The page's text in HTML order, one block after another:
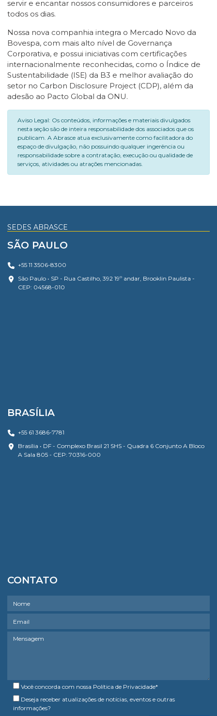
servir e encantar nossos consumidores e parceiros
todos os dias.
Nossa nova companhia integra o Mercado Novo da
Bovespa, com mais alto nível de Governança
Corporativa, e possui iniciativas com certificações
internacionalmente reconhecidas, como o Índice de
Sustentabilidade (ISE) da B3 e melhor avaliação do
setor no Carbon Disclosure Project (CDP), além da
adesão ao Pacto Global da ONU.
Aviso Legal: Os conteúdos, informações e materiais divulgados
nesta seção são de inteira responsabilidade dos associados que os
publicam. A Abrasce atua exclusivamente como facilitadora do
espaço de divulgação, não possuindo qualquer ingerência ou
responsabilidade sobre a contratação, execução ou qualidade de
serviços, atividades ou atrações mencionadas.
SEDES ABRASCE
SÃO PAULO
+55 11 3506-8300
São Paulo • SP - Rua Castilho, 392 19º andar, Brooklin Paulista -
CEP: 04568-010
BRASÍLIA
+55 61 3686-7781
Brasília • DF - Complexo Brasil 21 SHS - Quadra 6 Conjunto A Bloco
A Sala 805 - CEP: 70316-000
CONTATO
Você concorda com nossa Política de Privacidade*
Deseja receber atualizações de notícias, eventos e outras
informações?